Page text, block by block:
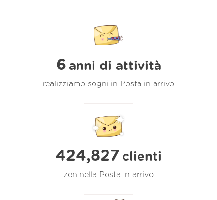
6 anni di attività
realizziamo sogni in Posta in arrivo
424,827 clienti
zen nella Posta in arrivo